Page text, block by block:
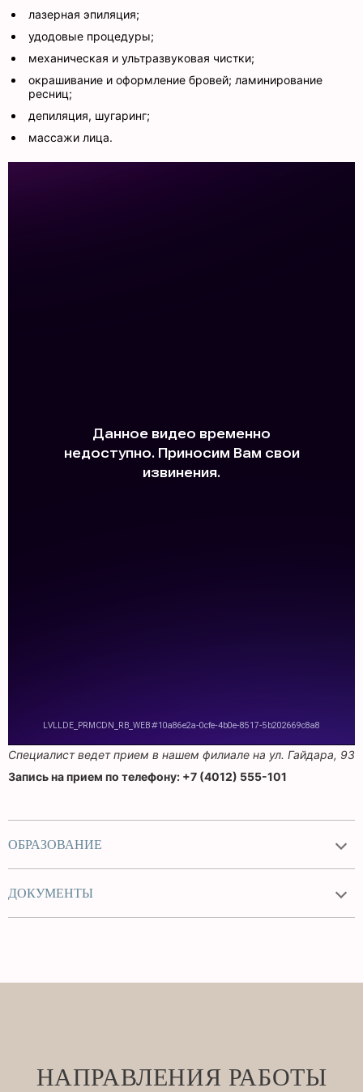
лазерная эпиляция;
удодовые процедуры;
механическая и ультразвуковая чистки;
окрашивание и оформление бровей; ламинирование
ресниц;
депиляция, шугаринг;
массажи лица.
Специалист ведет прием в нашем филиале на ул. Гайдара, 93
Запись на прием по телефону: +7 (4012) 555-101
ОБРАЗОВАНИЕ
ДОКУМЕНТЫ
НАПРАВЛЕНИЯ РАБОТЫ